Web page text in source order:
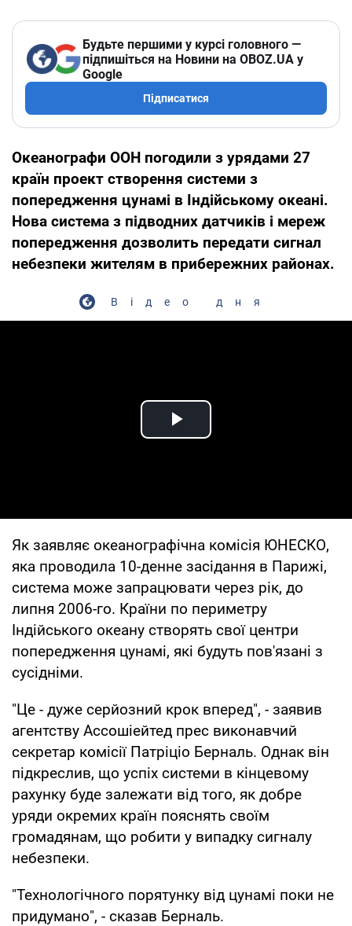
Будьте першими у курсі головного —
підпишіться на Новини на OBOZ.UA у
Google
Підписатися
Океанографи ООН погодили з урядами 27
країн проект створення системи з
попередження цунамі в Індійському океані.
Нова система з підводних датчиків і мереж
попередження дозволить передати сигнал
небезпеки жителям в прибережних районах.
Відео дня
Play Video
Як заявляє океанографічна комісія ЮНЕСКО,
яка проводила 10-денне засідання в Парижі,
система може запрацювати через рік, до
липня 2006-го. Країни по периметру
Індійського океану створять свої центри
попередження цунамі, які будуть пов'язані з
сусідніми.
"Це - дуже серйозний крок вперед", - заявив
агентству Ассошіейтед прес виконавчий
секретар комісії Патріціо Берналь. Однак він
підкреслив, що успіх системи в кінцевому
рахунку буде залежати від того, як добре
уряди окремих країн пояснять своїм
громадянам, що робити у випадку сигналу
небезпеки.
"Технологічного порятунку від цунамі поки не
придумано", - сказав Берналь.